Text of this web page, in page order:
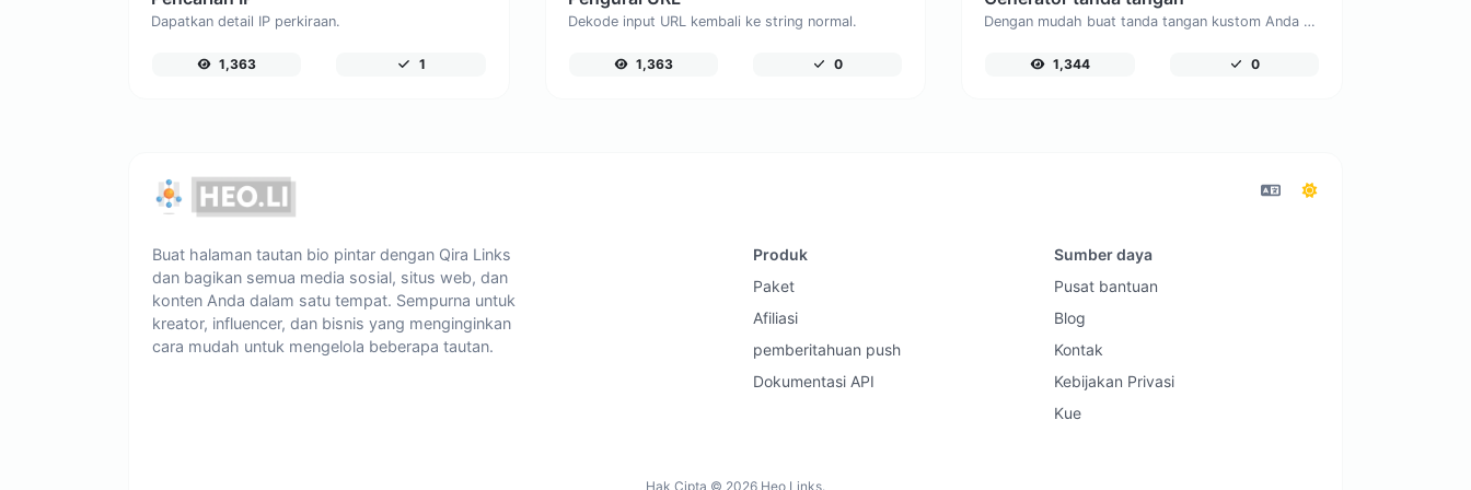
Dapatkan detail IP perkiraan.
1,363 1
Dekode input URL kembali ke string normal.
1,363 0
Dengan mudah buat tanda tangan kustom Anda sendiri dan unduh dengan mudah.
1,344 0
Buat halaman tautan bio pintar dengan Qira Links
dan bagikan semua media sosial, situs web, dan
konten Anda dalam satu tempat. Sempurna untuk
kreator, influencer, dan bisnis yang menginginkan
cara mudah untuk mengelola beberapa tautan.
Produk
Paket
Afiliasi
pemberitahuan push
Dokumentasi API
Sumber daya
Pusat bantuan
Blog
Kontak
Kebijakan Privasi
Kue
Hak Cipta © 2026 Heo Links.